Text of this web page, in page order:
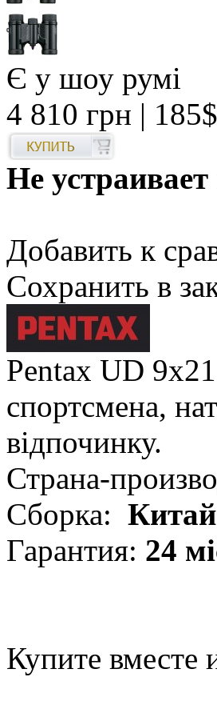
Є у шоу румі
4 810 грн | 185$
Не
Добавить к
Сохранить в
Pentax UD
спортсмена,
відпочинку.
Страна-
Сборка: Китай
Гарантия: 24
Купите вместе